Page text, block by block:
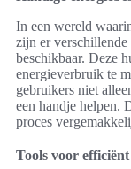
In een wereld
zijn er verschillende
beschikbaar. Deze
energieverbruik te
gebruikers niet
een handje helpen.
proces
Tools voor